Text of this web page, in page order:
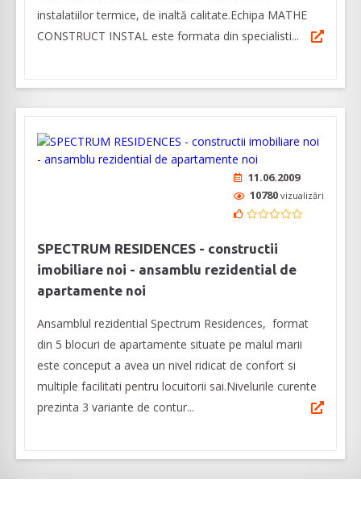
instalatiilor termice, de inaltă calitate.Echipa MATHE
CONSTRUCT INSTAL este formata din specialisti...
11.06.2009
10780 vizualizări
SPECTRUM RESIDENCES - constructii
imobiliare noi - ansamblu rezidential de
apartamente noi
Ansamblul rezidential Spectrum Residences, format
din 5 blocuri de apartamente situate pe malul marii
este conceput a avea un nivel ridicat de confort si
multiple facilitati pentru locuitorii sai.Nivelurile curente
prezinta 3 variante de contur...